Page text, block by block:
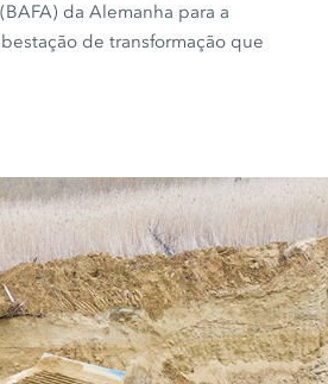
da Alemanha para a
de transformação que